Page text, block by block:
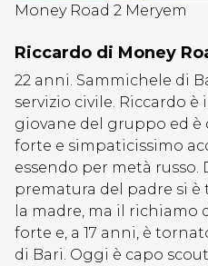
Money Road 2 Meryem
Riccardo di Money
22 anni. Sammichele di
servizio civile. Riccardo
giovane del gruppo ed è
forte e simpaticissimo
essendo per metà russo.
prematura del padre si è
la madre, ma il richiamo
forte e, a 17 anni, è
di Bari. Oggi è capo